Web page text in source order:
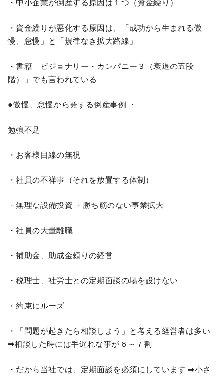
・中小企業が倒産する原因は１つ（資金繰り）
・資金繰りが悪化する原因は、「成功から生まれる傲
慢、怠慢」と「規律なき拡大路線」
・書籍「ビジョナリー・カンパニー３（衰退の五段
階）」でも言われている
●傲慢、怠慢から発する倒産事例 ・
勉強不足
・お客様目線の無視
・社員の不祥事（それを放置する体制）
・無理な設備投資 ・勝ち筋のない事業拡大
・社員の大量離職
・補助金、助成金頼りの経営
・税理士、社労士との定期面談の場を設けない
・約束にルーズ
・「問題が起きたら相談しよう」と考える経営者は多い
➡相談した時には手遅れな事が６～７割
・だから当社では、定期面談を必須にしています ➡小さ